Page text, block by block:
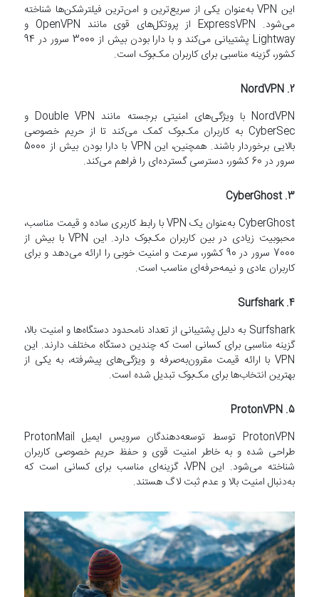
این VPN به‌عنوان یکی از سریع‌ترین و امن‌ترین فیلترشکن‌ها شناخته
می‌شود. ExpressVPN از پروتکل‌های قوی مانند OpenVPN و
Lightway پشتیبانی می‌کند و با دارا بودن بیش از 3000 سرور در 94
کشور، گزینه مناسبی برای کاربران مک‌بوک است.
2.
NordVPN
NordVPN با ویژگی‌های امنیتی برجسته مانند Double VPN و
CyberSec به کاربران مک‌بوک کمک می‌کند تا از حریم خصوصی
بالایی برخوردار باشند. همچنین، این VPN با دارا بودن بیش از 5000
سرور در 60 کشور، دسترسی گسترده‌ای را فراهم می‌کند.
3.
CyberGhost
CyberGhost به‌عنوان یک VPN با رابط کاربری ساده و قیمت مناسب،
محبوبیت زیادی در بین کاربران مک‌بوک دارد. این VPN با بیش از
7000 سرور در 90 کشور، سرعت و امنیت خوبی را ارائه می‌دهد و برای
کاربران عادی و نیمه‌حرفه‌ای مناسب است.
4.
Surfshark
Surfshark به دلیل پشتیبانی از تعداد نامحدود دستگاه‌ها و امنیت بالا،
گزینه مناسبی برای کسانی است که چندین دستگاه مختلف دارند. این
VPN با ارائه قیمت مقرون‌به‌صرفه و ویژگی‌های پیشرفته، به یکی از
بهترین انتخاب‌ها برای مک‌بوک تبدیل شده است.
5.
ProtonVPN
ProtonVPN توسط توسعه‌دهندگان سرویس ایمیل ProtonMail
طراحی شده و به خاطر امنیت قوی و حفظ حریم خصوصی کاربران
شناخته می‌شود. این VPN، گزینه‌ای مناسب برای کسانی است که
به‌دنبال امنیت بالا و عدم ثبت لاگ هستند.